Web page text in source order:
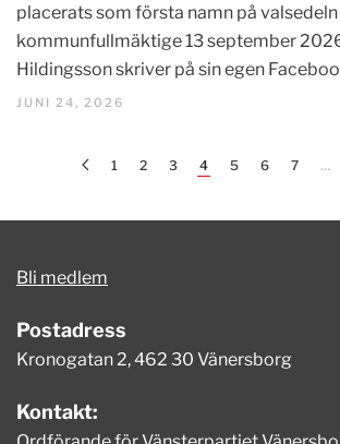
placerats som första namn på
kommunfullmäktige 13 september
Hildingsson skriver på sin egen
JUNI 24, 2026
1 2 3 4 5 6 7 …
Bli medlem
Postadress
Kronogatan 2, 462 30 Vänersborg
Kontakt: